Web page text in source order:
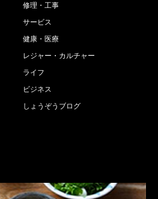
修理・工事
サービス
健康・医療
レジャー・カルチャー
ライフ
ビジネス
しょうぞうブログ